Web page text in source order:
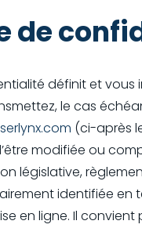
de
définit et vous
le cas
(ci-après
modifiée ou
législative,
identifiée
en ligne. Il